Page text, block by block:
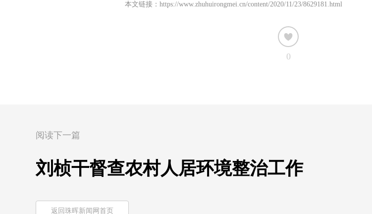
本文链接： https://www.zhuhuirongmei.cn/content/2020/11/23/8629181.html
0
阅读下一篇
刘桢干督查农村人居环境整治工作
返回珠晖新闻网首页